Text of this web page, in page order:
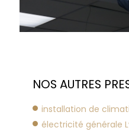
NOS AUTRES
installation de
électricité générale